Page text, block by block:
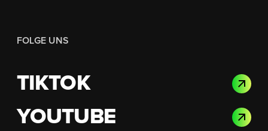
FOLGE UNS
TIKTOK
YOUTUBE